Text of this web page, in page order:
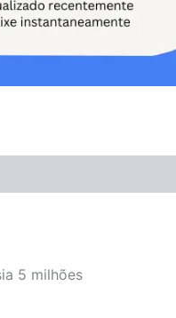
5 milhões